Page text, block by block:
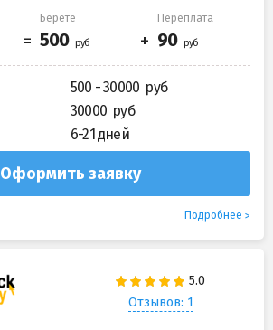
Берете Переплата
500 - 30000
30000
6-21 дней
Оформить заявку
Подробнее
Отзывов: 1